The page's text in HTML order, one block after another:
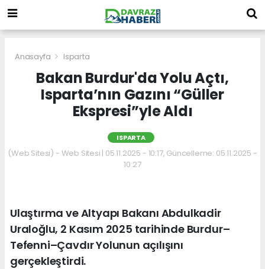
Anasayfa Isparta
Bakan Burdur'da Yolu Açtı,
Isparta’nın Gazını “Güller
Ekspresi”yle Aldı
ISPARTA
(Web Sitesi) - Web Sitesi | 05.11.2025 - 10:17, Güncelleme: 05.11.2025 -
10:27
Ulaştırma ve Altyapı Bakanı Abdulkadir
Uraloğlu, 2 Kasım 2025 tarihinde Burdur–
Tefenni–Çavdır Yolunun açılışını
gerçekleştirdi.